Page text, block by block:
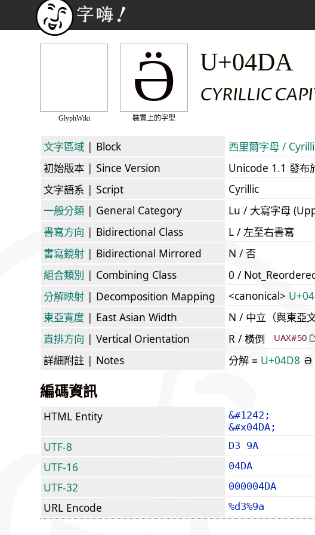
GlyphWiki
Ӛ
裝置上的字型
U+04DA
CYRILLIC
文字區域 | Block 西里爾字母 /
初始版本 | Since Version
Unicode 1.1 發布
文字語系 | Script
Cyrillic
一般分類 | General Category
Lu / 大寫字母
書寫方向 | Bidirectional Class
L / 左至右書寫
書寫鏡射 | Bidirectional Mirrored
N / 否
組合類別 | Combining Class
0 /
分解映射 | Decomposition Mapping <canonical>
東亞寬度 | East Asian Width N / 中立（與東亞
直排方向 | Vertical Orientation R / 橫倒 UAX#50
詳細附註 | Notes 分解 ≡ U+04D8 Ә
編碼資訊
HTML Entity
&#1242;
&#x04DA;
UTF-8 D3 9A
UTF-16 04DA
UTF-32 000004DA
URL Encode %d3%9a